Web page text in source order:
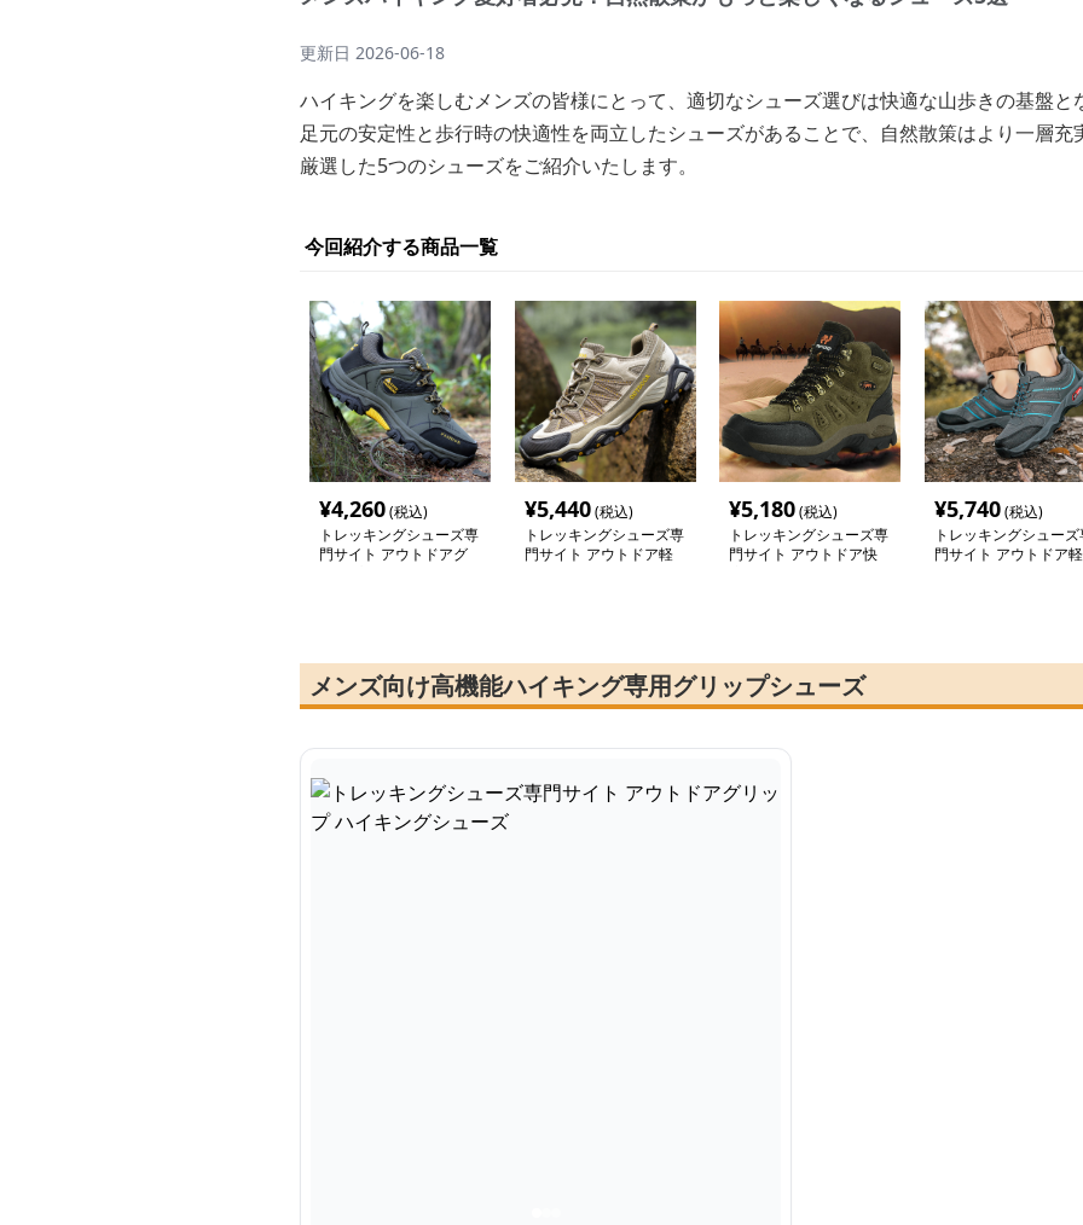
更新日 2026-06-18
ハイキングを楽しむメンズの皆様にとって、適切なシューズ選びは快適な山歩きの基盤と
足元の安定性と歩行時の快適性を両立したシューズがあることで、自然散策はより一層充
厳選した5つのシューズをご紹介いたします。
今回紹介する商品一覧
¥4,260(税込)
トレッキングシューズ専
門サイト アウトドアグ
¥5,440(税込)
トレッキングシューズ専
門サイト アウトドア軽
¥5,180(税込)
トレッキングシューズ専
門サイト アウトドア快
¥5,740(税込)
トレッキングシューズ
門サイト アウトドア軽
メンズ向け高機能ハイキング専用グリップシューズ